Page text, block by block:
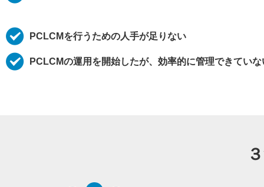
PCLCMを行うための人手が足りない
PCLCMの運用を開始したが、効率的に管理できていな